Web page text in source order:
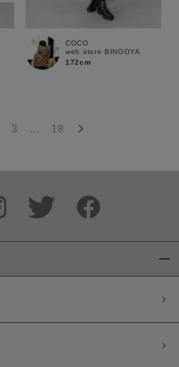
で絞り込む
COCO
web store BINGOYA
172cm
3 … 18